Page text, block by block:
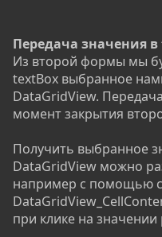
Передача значения
Из второй формы мы
textBox выбранное
DataGridView.
момент закрытия
Получить выбранное
DataGridView можно
например с помощью
при клике на